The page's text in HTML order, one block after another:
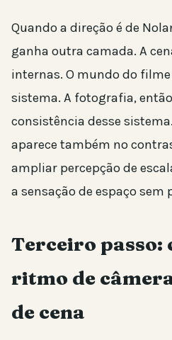
Quando a direção é de
ganha outra camada. A
internas. O mundo do
sistema. A fotografia,
consistência desse
aparece também no
ampliar percepção de
a sensação de espaço sem
Terceiro
ritmo de
de cena